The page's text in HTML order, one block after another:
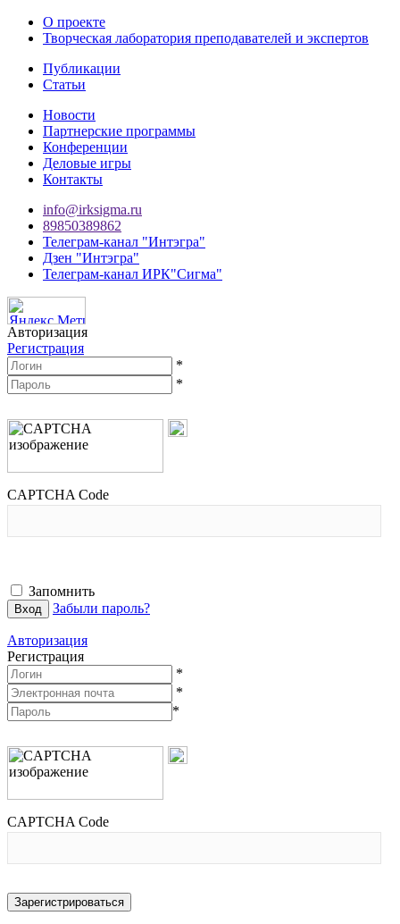
О проекте
Творческая лаборатория преподавателей и экспертов
Публикации
Статьи
Новости
Партнерские программы
Конференции
Деловые игры
Контакты
info@irksigma.ru
89850389862
Телеграм-канал "Интэгра"
Дзен "Интэгра"
Телеграм-канал ИРК"Сигма"
Авторизация
Регистрация
*
*
CAPTCHA Code
Запомнить
Забыли пароль?
Авторизация
Регистрация
*
*
*
CAPTCHA Code